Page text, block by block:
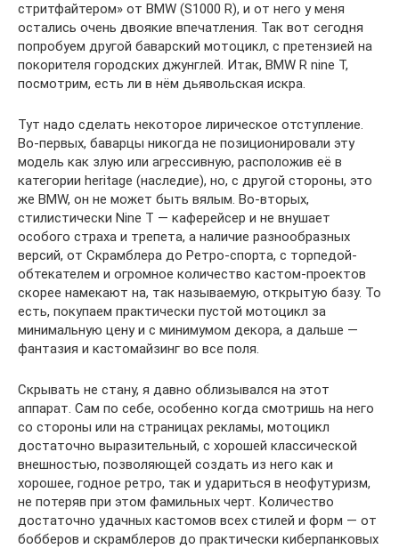
стритфайтером» от BMW (S1000 R), и от него у меня
остались очень двоякие впечатления. Так вот сегодня
попробуем другой баварский мотоцикл, с претензией на
покорителя городских джунглей. Итак, BMW R nine T,
посмотрим, есть ли в нём дьявольская искра.
Тут надо сделать некоторое лирическое отступление.
Во-первых, баварцы никогда не позиционировали эту
модель как злую или агрессивную, расположив её в
категории heritage (наследие), но, с другой стороны, это
же BMW, он не может быть вялым. Во-вторых,
стилистически Nine T — каферейсер и не внушает
особого страха и трепета, а наличие разнообразных
версий, от Скрамблера до Ретро-спорта, с торпедой-
обтекателем и огромное количество кастом-проектов
скорее намекают на, так называемую, открытую базу. То
есть, покупаем практически пустой мотоцикл за
минимальную цену и с минимумом декора, а дальше —
фантазия и кастомайзинг во все поля.
Скрывать не стану, я давно облизывался на этот
аппарат. Сам по себе, особенно когда смотришь на него
со стороны или на страницах рекламы, мотоцикл
достаточно выразительный, с хорошей классической
внешностью, позволяющей создать из него как и
хорошее, годное ретро, так и удариться в неофутуризм,
не потеряв при этом фамильных черт. Количество
достаточно удачных кастомов всех стилей и форм — от
бобберов и скрамблеров до практически киберпанковых